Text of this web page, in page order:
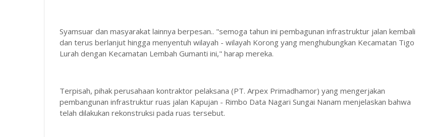
Syamsuar dan masyarakat lainnya berpesan.. "semoga tahun ini pembagunan infrastruktur jalan kembali
dan terus berlanjut hingga menyentuh wilayah - wilayah Korong yang menghubungkan Kecamatan Tigo
Lurah dengan Kecamatan Lembah Gumanti ini," harap mereka.
Terpisah, pihak perusahaan kontraktor pelaksana (PT. Arpex Primadhamor) yang mengerjakan
pembangunan infrastruktur ruas jalan Kapujan - Rimbo Data Nagari Sungai Nanam menjelaskan bahwa
telah dilakukan rekonstruksi pada ruas tersebut.